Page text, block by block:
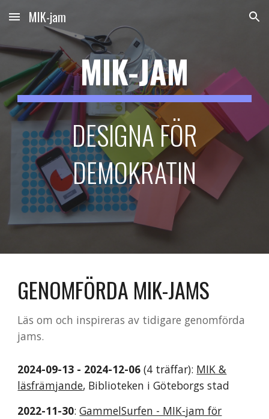
Skip to main content Skip to navigation
MIK-jam
MIK-JAM
DESIGNA FÖR
DEMOKRATIN
GENOMFÖRDA MIK-JAMS
Läs om och inspireras av tidigare genomförda
jams.
2024-09-13 - 2024-12-06(4 träffar): MIK &
läsfrämjande, Biblioteken iGöteborgs stad
2022-11-30:GammelSurfen - MIK-jam för